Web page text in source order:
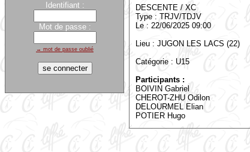
Identifiant :
Mot de passe :
→ mot de passe oublié
DESCENTE / XC
Type : TRJV/TDJV
Le : 22/06/2025 09:00
Lieu : JUGON LES LACS (22)
Catégorie : U15
Participants :
BOIVIN Gabriel
CHEROT-ZHU Odilon
DELOURMEL Elian
POTIER Hugo